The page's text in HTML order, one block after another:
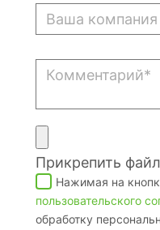
Прикрепить файл
Нажимая на
пользовательского
обработку